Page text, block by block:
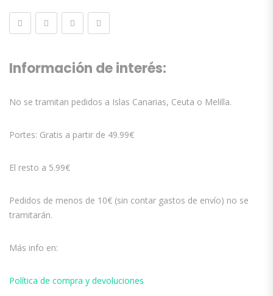
Información de interés:
No se tramitan pedidos a Islas Canarias, Ceuta o Melilla.
Portes: Gratis a partir de 49.99€
El resto a 5.99€
Pedidos de menos de 10€ (sin contar gastos de envío) no se
tramitarán.
Más info en:
Política de compra y devoluciones